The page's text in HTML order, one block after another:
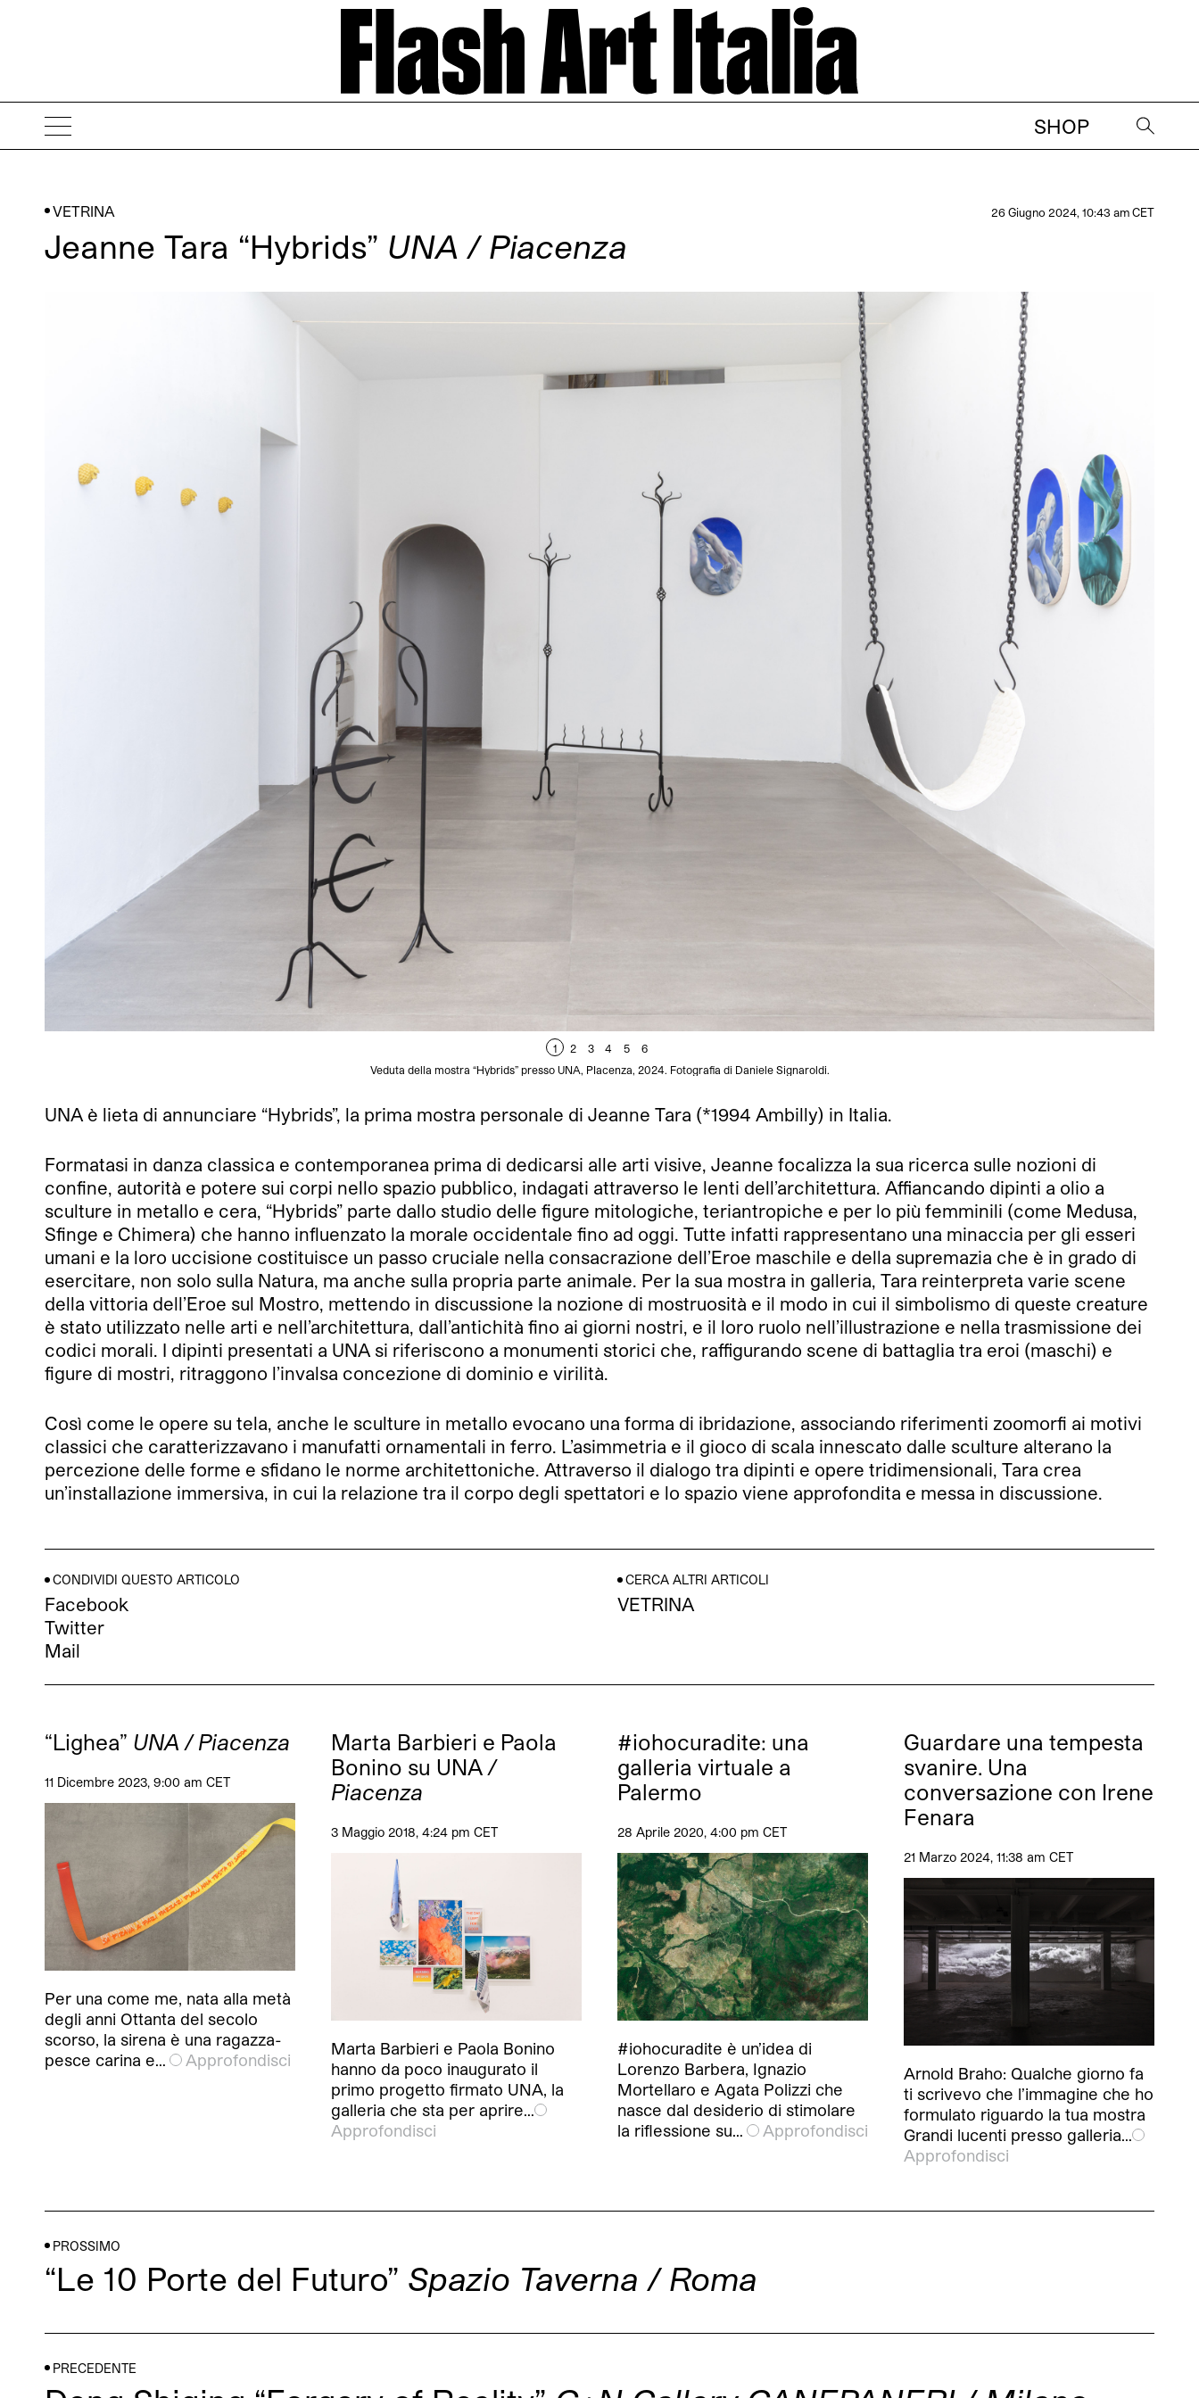
SHOP
→
VETRINA 26 Giugno 2024, 10:43 am CET
Jeanne Tara “Hybrids” UNA / Piacenza
1 2 3 4 5
6
Veduta della mostra “Hybrids” presso UNA, PIacenza, 2024. Fotografia di Daniele Signaroldi.
UNA è lieta di annunciare “Hybrids”, la prima mostra personale di Jeanne Tara (*1994 Ambilly) in Italia.
Formatasi in danza classica e contemporanea prima di dedicarsi alle arti visive, Jeanne focalizza la sua ricerca sulle nozioni di
confine, autorità e potere sui corpi nello spazio pubblico, indagati attraverso le lenti dell’architettura. Affiancando dipinti a olio a
sculture in metallo e cera, “Hybrids” parte dallo studio delle figure mitologiche, teriantropiche e per lo più femminili (come Medusa,
Sfinge e Chimera) che hanno influenzato la morale occidentale fino ad oggi. Tutte infatti rappresentano una minaccia per gli esseri
umani e la loro uccisione costituisce un passo cruciale nella consacrazione dell’Eroe maschile e della supremazia che è in grado di
esercitare, non solo sulla Natura, ma anche sulla propria parte animale. Per la sua mostra in galleria, Tara reinterpreta varie scene
della vittoria dell’Eroe sul Mostro, mettendo in discussione la nozione di mostruosità e il modo in cui il simbolismo di queste creature
è stato utilizzato nelle arti e nell’architettura, dall’antichità fino ai giorni nostri, e il loro ruolo nell’illustrazione e nella trasmissione dei
codici morali. I dipinti presentati a UNA si riferiscono a monumenti storici che, raffigurando scene di battaglia tra eroi (maschi) e
figure di mostri, ritraggono l’invalsa concezione di dominio e virilità.
Così come le opere su tela, anche le sculture in metallo evocano una forma di ibridazione, associando riferimenti zoomorfi ai motivi
classici che caratterizzavano i manufatti ornamentali in ferro. L’asimmetria e il gioco di scala innescato dalle sculture alterano la
percezione delle forme e sfidano le norme architettoniche. Attraverso il dialogo tra dipinti e opere tridimensionali, Tara crea
un’installazione immersiva, in cui la relazione tra il corpo degli spettatori e lo spazio viene approfondita e messa in discussione.
CONDIVIDI QUESTO ARTICOLO
Facebook
Twitter
Mail
CERCA ALTRI ARTICOLI
VETRINA
“Lighea” UNA / Piacenza
11 Dicembre 2023, 9:00 am CET
Per una come me, nata alla metà
degli anni Ottanta del secolo
scorso, la sirena è una ragazza-
pesce carina e…
Approfondisci
Marta Barbieri e Paola
Bonino su UNA /
Piacenza
3 Maggio 2018, 4:24 pm CET
Marta Barbieri e Paola Bonino
hanno da poco inaugurato il
primo progetto firmato UNA, la
galleria che sta per aprire…
Approfondisci
#iohocuradite: una
galleria virtuale a
Palermo
28 Aprile 2020, 4:00 pm CET
#iohocuradite è un’idea di
Lorenzo Barbera, Ignazio
Mortellaro e Agata Polizzi che
nasce dal desiderio di stimolare
la riflessione su…
Approfondisci
Guardare una tempesta
svanire. Una
conversazione con Irene
Fenara
21 Marzo 2024, 11:38 am CET
Arnold Braho: Qualche giorno fa
ti scrivevo che l’immagine che ho
formulato riguardo la tua mostra
Grandi lucenti presso galleria…
Approfondisci
PROSSIMO
“Le 10 Porte del Futuro” Spazio Taverna / Roma
PRECEDENTE